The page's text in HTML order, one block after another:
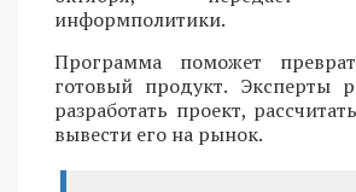
информполитики.
Программа поможет
готовый продукт. Эксперты
разработать проект,
вывести его на рынок.